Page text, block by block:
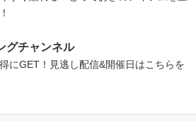
グチャンネル
にGET！見逃し配信&開催日はこちらを